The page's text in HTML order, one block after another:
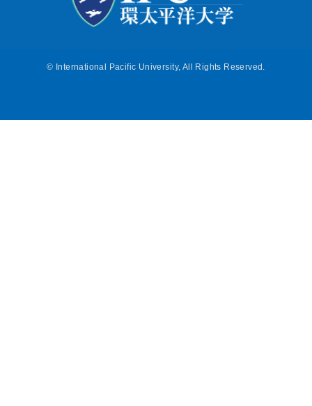
© International Pacific University, All Rights Reserved.